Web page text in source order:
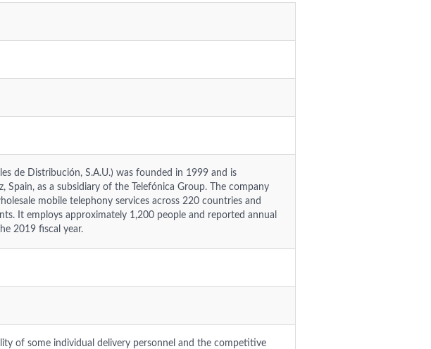
de Distribución, S.A.U.) was founded in 1999 and is
Spain, as a subsidiary of the Telefónica Group. The company
mobile telephony services across 220 countries and
It employs approximately 1,200 people and reported annual
2019 fiscal year.
of some individual delivery personnel and the competitive